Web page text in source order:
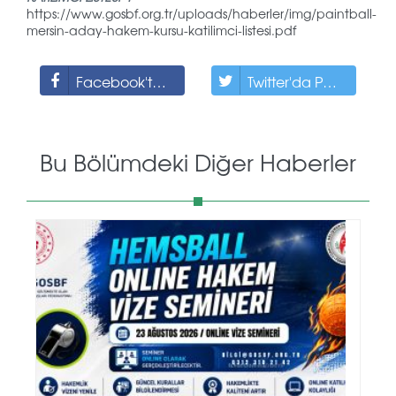
https://www.gosbf.org.tr/uploads/haberler/img/paintball-
mersin-aday-hakem-kursu-katilimci-listesi.pdf
Facebook'ta Paylaş Twitter'da Paylaş
Bu Bölümdeki Diğer Haberler